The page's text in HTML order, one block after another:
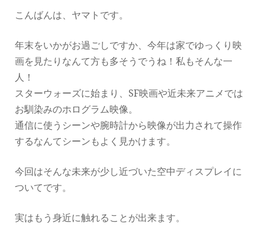
こんばんは、ヤマトです。
年末をいかがお過ごしですか、今年は家でゆっくり映
画を見たりなんて方も多そうでうね！私もそんな一
人！
スターウォーズに始まり、SF映画や近未来アニメでは
お馴染みのホログラム映像。
通信に使うシーンや腕時計から映像が出力されて操作
するなんてシーンもよく見かけます。
今回はそんな未来が少し近づいた空中ディスプレイに
ついてです。
実はもう身近に触れることが出来ます。